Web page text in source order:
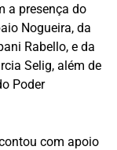
a presença do
Nogueira, da
Rabello, e da
Selig, além de
Poder
com apoio